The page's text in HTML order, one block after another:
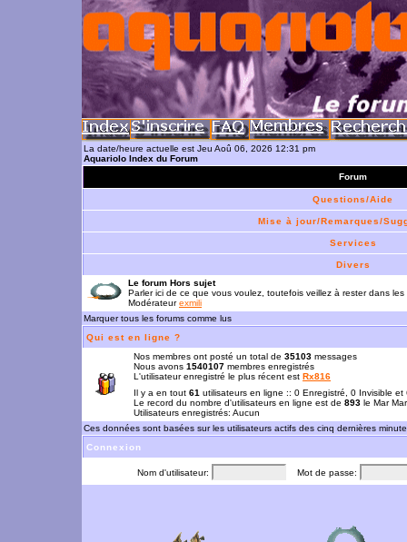
La date/heure actuelle est Jeu Aoû 06, 2026 12:31 pm
Aquariolo Index du Forum
Forum
Questions/Aide
Mise à jour/Remarques/
Services
Divers
Le forum Hors sujet
Parler ici de ce que vous voulez, toutefois veillez à rester dans les
Modérateurexmili
Marquer tous les forums comme lus
Qui est en ligne ?
Nos membres ont posté un total de 35103 messages
Nous avons 1540107 membres enregistrés
L'utilisateur enregistré le plus récent est Rx816
Il y a en tout 61 utilisateurs en ligne :: 0 Enregistré, 0 Invisible
Le record du nombre d'utilisateurs en ligne est de 893 le Mar
Utilisateurs enregistrés: Aucun
Ces données sont basées sur les utilisateurs actifs des cinq dernières
Connexion
Nom d'utilisateur: Mot de passe: